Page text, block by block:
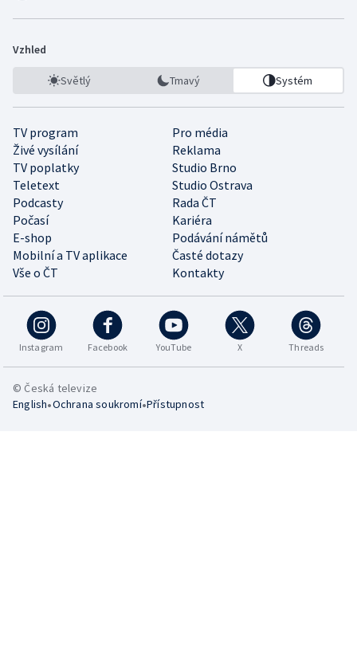
Vzhled
Světlý Tmavý Systém
TV program
Pro média
Živé vysílání
Reklama
TV poplatky
Studio Brno
Teletext
Studio Ostrava
Podcasty
Rada ČT
Počasí
Kariéra
E-shop
Podávání námětů
Mobilní a TV aplikace
Časté dotazy
Vše o ČT
Kontakty
Instagram Facebook YouTube X Threads
© Česká televize
English•Ochrana soukromí•Přístupnost